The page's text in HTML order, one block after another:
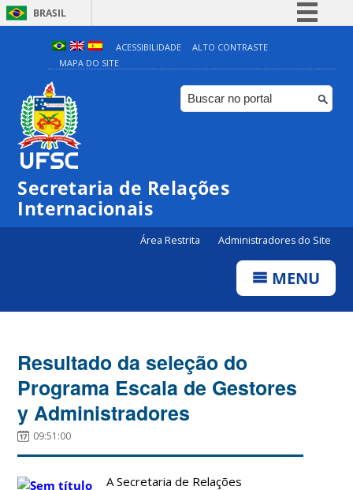
BRASIL
Simplifique!
Comunica BR
Participe
ACESSIBILIDADE
ALTO CONTRASTE
MAPA DO SITE
Secretaria de Relações
Internacionais
Área Restrita Administradores do Site
MENU
Resultado da seleção do
Programa Escala de Gestores
y Administradores
09:51:00
A Secretaria de Relações